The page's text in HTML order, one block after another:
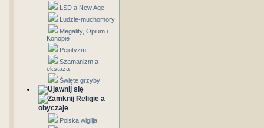
LSD a New Age
Ludzie-muchomory
Megality, Opium i
Konopie
Pejotyzm
Szamanizm a
ekstaza
Święte grzyby
Religie a
obyczaje
Polska wigilja